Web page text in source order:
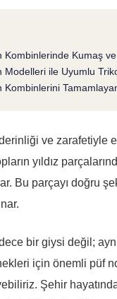
Kombinlerinde Kumaş
Modelleri ile Uyumlu
Kombinlerini
ve zarafetiyle
yıldız
Bu parçayı doğru
bir giysi değil;
için önemli püf
Şehir